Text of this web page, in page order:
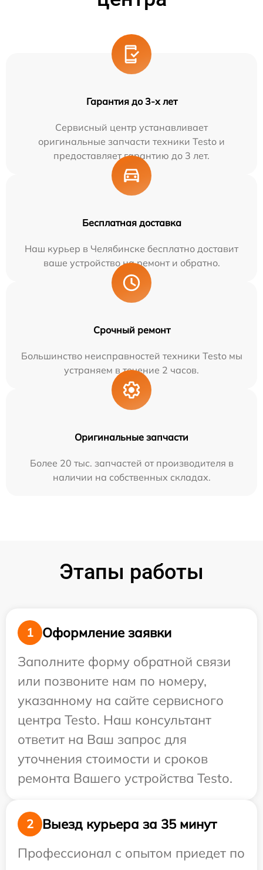
Гарантия до 3-х лет
Сервисный центр устанавливает
оригинальные запчасти техники Testo и
предоставляет гарантию до 3 лет.
Бесплатная доставка
Наш курьер в Челябинске бесплатно доставит
ваше устройство на ремонт и обратно.
Срочный ремонт
Большинство неисправностей техники Testo мы
устраняем в течение 2 часов.
Оригинальные запчасти
Более 20 тыс. запчастей от производителя в
наличии на собственных складах.
Этапы работы
1
Оформление заявки
Заполните форму обратной связи
или позвоните нам по номеру,
указанному на сайте сервисного
центра Testo. Наш консультант
ответит на Ваш запрос для
уточнения стоимости и сроков
ремонта Вашего устройства Testo.
2
Выезд курьера за 35 минут
Профессионал с опытом приедет по